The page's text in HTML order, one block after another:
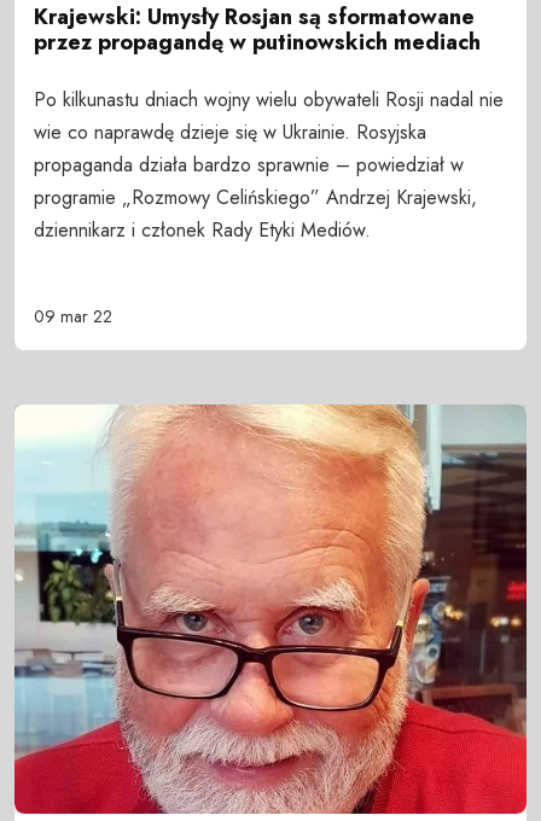
Krajewski: Umysły Rosjan są sformatowane
przez propagandę w putinowskich mediach
Po kilkunastu dniach wojny wielu obywateli Rosji nadal nie
wie co naprawdę dzieje się w Ukrainie. Rosyjska
propaganda działa bardzo sprawnie – powiedział w
programie „Rozmowy Celińskiego” Andrzej Krajewski,
dziennikarz i członek Rady Etyki Mediów.
09 mar 22